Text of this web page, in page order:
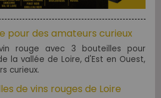
pour des amateurs curieux
rouge avec 3 bouteilles pour
la vallée de Loire, d'Est en Ouest,
curieux.
de vins rouges de Loire